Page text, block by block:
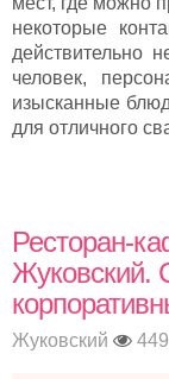
некоторые
действительно
человек,
изысканные
для отличного
Ресторан-
Жуковский.
Жуковский